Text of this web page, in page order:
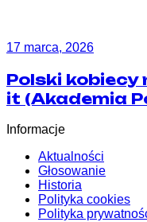
17 marca, 2026
Polski kobiecy
it (Akademia
Informacje
Aktualności
Głosowanie
Historia
Polityka cookies
Polityka